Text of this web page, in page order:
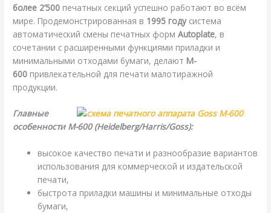
более 2’500 печатных секций успешно работают во всём
мире. Продемонстрированная в 1995 годусистема
автоматический cмены печатных формAutoplate, в
сочетании с расширенными функциями приладки и
минимальными отходами бумаги, делают M-
600 привлекательной для печати малотиражной
продукции.
Главные
особенности M-600 (Heidelberg/Harris/Goss):
высокое качество печати и разнообразие вариантов
использования для коммерческой и издательской
печати,
быстрота приладки машины и минимальные отходы
бумаги,